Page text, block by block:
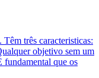
três caracteristicas:
objetivo sem um
fundamental que os